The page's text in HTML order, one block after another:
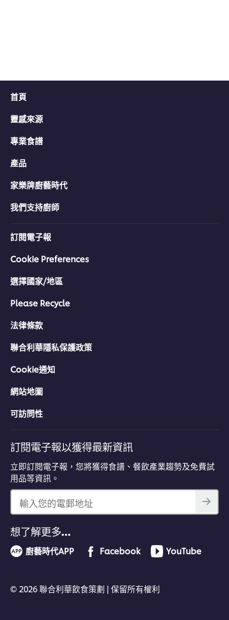
首頁
靈感來源
專業食譜
產品
家樂牌廚藝時代
我們支持廚師
訂閱電子報
Cookie Preferences
選擇國家/地區
Please Recycle
法律條款
聯合利華隱私保護政策
Cookie通知
網站地圖
可訪問性
訂閱電子報以獲得最新資訊
立即訂閱電子報，您將獲得食譜、餐飲產業趨勢及免費試
用品等資訊。
輸入您的電郵地址
想了解更多…
廚藝時代APP Facebook YouTube
© 2026 聯合利華飲食策劃 | 保留所有權利